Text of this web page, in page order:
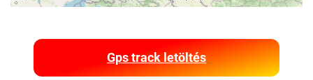
Gps track letöltés